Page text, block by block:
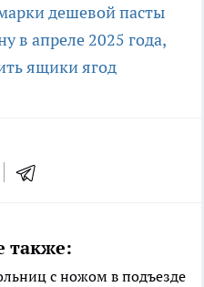
дешевой пасты
в апреле 2025 года,
ящики ягод
также:
с ножом в подъезде